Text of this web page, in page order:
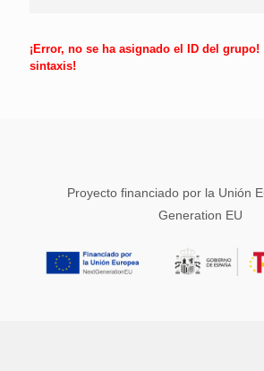
¡Error, no se ha asignado el ID del grupo!
sintaxis!
Proyecto financiado por la Unión
Generation EU